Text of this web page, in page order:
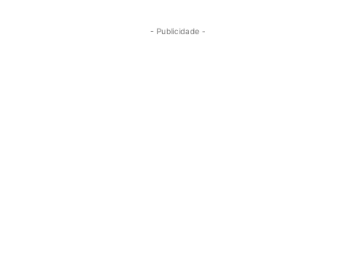
- Publicidade -